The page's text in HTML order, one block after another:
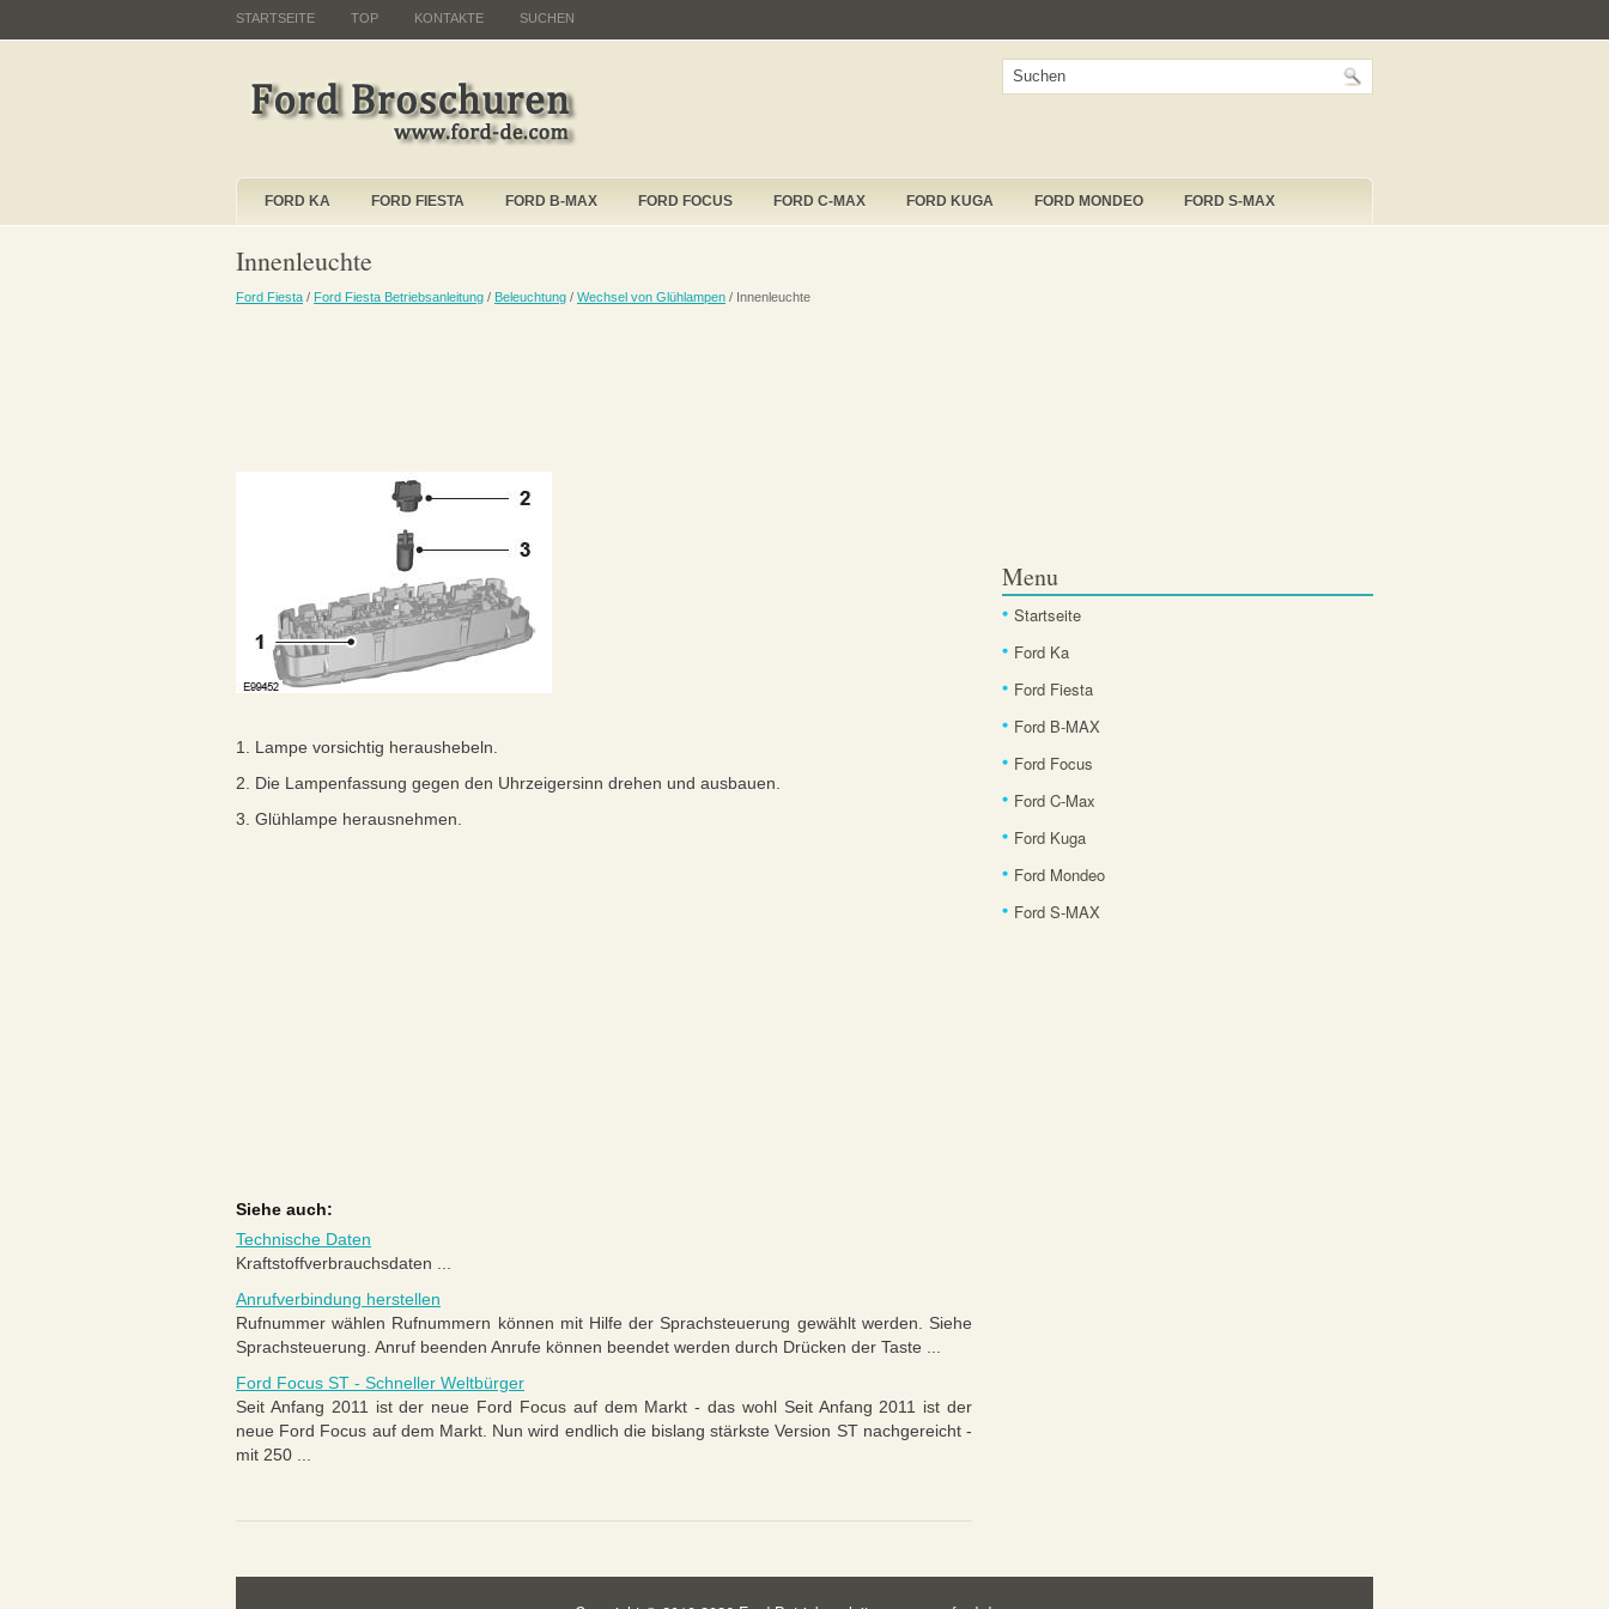
STARTSEITE TOP KONTAKTE SUCHEN
FORD KA FORD FIESTA FORD B-MAX FORD FOCUS FORD C-MAX FORD KUGA FORD MONDEO FORD S-MAX
Innenleuchte
Ford Fiesta / Ford Fiesta Betriebsanleitung / Beleuchtung / Wechsel von Glühlampen / Innenleuchte
1. Lampe vorsichtig heraushebeln.
2. Die Lampenfassung gegen den Uhrzeigersinn drehen und ausbauen.
3. Glühlampe herausnehmen.
Siehe auch:
Technische Daten
Kraftstoffverbrauchsdaten ...
Anrufverbindung herstellen
Rufnummer wählen Rufnummern können mit Hilfe der Sprachsteuerung gewählt werden. Siehe
Sprachsteuerung. Anruf beenden Anrufe können beendet werden durch Drücken der Taste ...
Ford Focus ST - Schneller Weltbürger
Seit Anfang 2011 ist der neue Ford Focus auf dem Markt - das wohl Seit Anfang 2011 ist der
neue Ford Focus auf dem Markt. Nun wird endlich die bislang stärkste Version ST nachgereicht -
mit 250 ...
Menu
Startseite
Ford Ka
Ford Fiesta
Ford B-MAX
Ford Focus
Ford C-Max
Ford Kuga
Ford Mondeo
Ford S-MAX